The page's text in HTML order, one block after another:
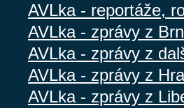
AVLka - reportáže,
AVLka - zprávy z
AVLka - zprávy z
AVLka - zprávy z
AVLka - zprávy z